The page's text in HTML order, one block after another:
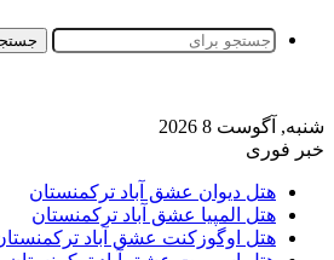
شنبه, آگوست 8 2026
خبر فوری
هتل دیوان عشق آباد ترکمنستان
هتل المپیا عشق آباد ترکمنستان
هتل اوگوزکنت عشق آباد